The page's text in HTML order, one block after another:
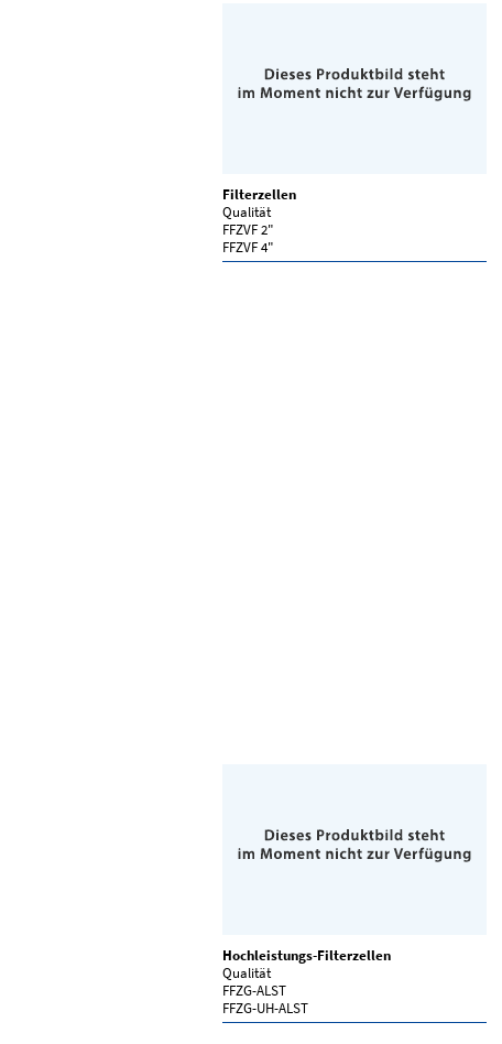
Filterzellen
Qualität
FFZVF 2"
FFZVF 4"
Hochleistungs-Filterzellen
Qualität
FFZG-ALST
FFZG-UH-ALST